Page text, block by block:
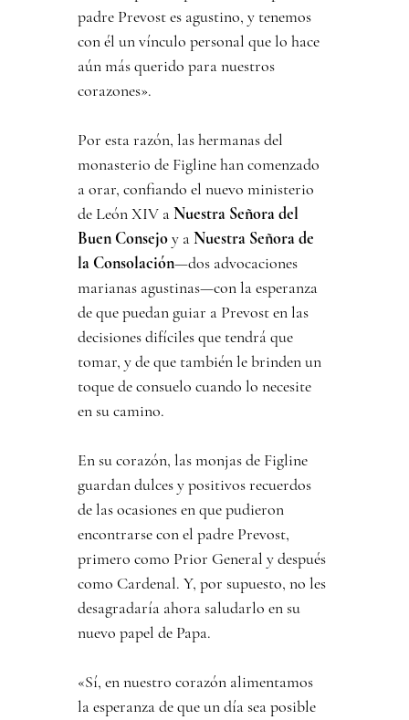
padre Prevost es agustino, y tenemos
con él un vínculo personal que lo hace
aún más querido para nuestros
corazones».
Por esta razón, las hermanas del
monasterio de Figline han comenzado
a orar, confiando el nuevo ministerio
de León XIV a Nuestra Señora del
Buen Consejo y a Nuestra Señora de
la Consolación—dos advocaciones
marianas agustinas—con la esperanza
de que puedan guiar a Prevost en las
decisiones difíciles que tendrá que
tomar, y de que también le brinden un
toque de consuelo cuando lo necesite
en su camino.
En su corazón, las monjas de Figline
guardan dulces y positivos recuerdos
de las ocasiones en que pudieron
encontrarse con el padre Prevost,
primero como Prior General y después
como Cardenal. Y, por supuesto, no les
desagradaría ahora saludarlo en su
nuevo papel de Papa.
«Sí, en nuestro corazón alimentamos
la esperanza de que un día sea posible